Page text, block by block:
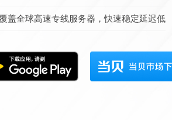
盖全球高速专线服务器，快速稳定延迟低